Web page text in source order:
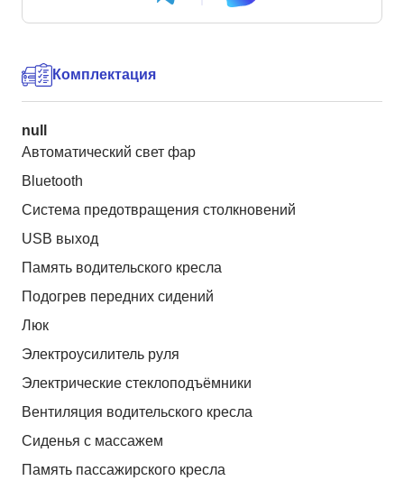
Комплектация
null
Автоматический свет фар
Bluetooth
Система предотвращения столкновений
USB выход
Память водительского кресла
Подогрев передних сидений
Люк
Электроусилитель руля
Электрические стеклоподъёмники
Вентиляция водительского кресла
Сиденья с массажем
Память пассажирского кресла